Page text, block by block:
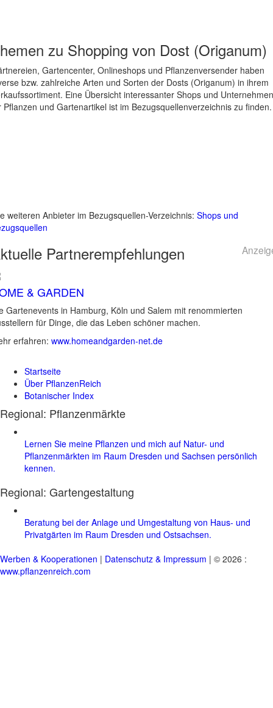
zu Shopping von Dost (Origanum)
Gartencenter, Onlineshops und Pflanzenversender haben
bzw. zahlreiche Arten und Sorten der Dosts (Origanum) in ihrem
Eine Übersicht interessanter Shops und Unternehmen
Pflanzen und Gartenartikel ist im Bezugsquellenverzeichnis zu finden.
weiteren Anbieter im Bezugsquellen-Verzeichnis: Shops und
Partnerempfehlungen
& GARDEN
Gartenevents in Hamburg, Köln und Salem mit renommierten
für Dinge, die das Leben schöner machen.
erfahren: www.homeandgarden-net.de
Startseite
Über PflanzenReich
Botanischer Index
Regional: Pflanzenmärkte
Lernen Sie meine Pflanzen und mich auf Natur- und
Pflanzenmärkten im Raum Dresden und Sachsen persönlich
kennen.
Regional: Gartengestaltung
Beratung bei der Anlage und Umgestaltung von Haus- und
Privatgärten im Raum Dresden und Ostsachsen.
Werben & Kooperationen | Datenschutz & Impressum | © 2026 :
www.pflanzenreich.com